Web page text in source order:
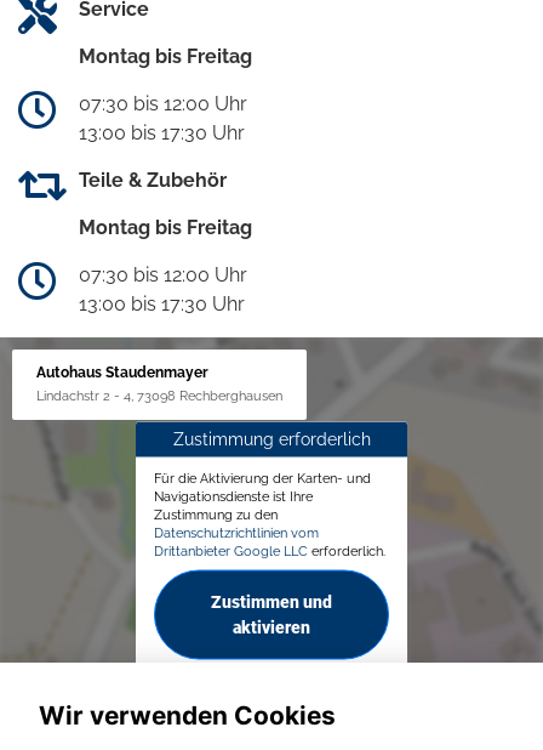
Service
Montag bis Freitag
07:30 bis 12:00 Uhr
13:00 bis 17:30 Uhr
Teile & Zubehör
Montag bis Freitag
07:30 bis 12:00 Uhr
13:00 bis 17:30 Uhr
Autohaus Staudenmayer
Lindachstr 2 - 4, 73098 Rechberghausen
Zustimmung erforderlich
Für die Aktivierung der Karten- und
Navigationsdienste ist Ihre
Zustimmung zu den
Datenschutzrichtlinien vom
Drittanbieter Google LLC erforderlich.
Zustimmen und
aktivieren
Wir verwenden Cookies